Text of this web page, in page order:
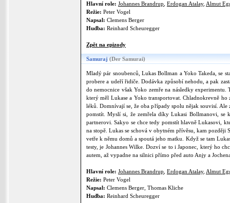
Hlavní role: Johannes Brandrup Erdogan Atalay, Almut
Režie: Peter Vogel
Napsal: Clemens Berger
Hudba: Reinhard Scheuregger
Zpět na epizody
Samuraj (Der Samurai)
Mladý pár snoubenců, Lukas Bollman a Yoko Takeda, se
probere a udeří řidiče. Dodávka způsobí nehodu, a pak
do nemocnice však Yoko zemře na následky
který měl Lukase a Yoko transportovat. Chladnokrevně
léků. Domnívají se, že oba případy spolu nějak souvisí.
pomstít. Myslí si, že zemřela díky Lukasi Bollmanovi, se
partnerovi. Sakyo se chce tedy pomstít hlavně Lukasovi,
na stopě. Lukas se schová v obytném přívěsu, kam později
vetře k němu domů a spoutá jeho matku. Když se tam
testy, je Johannes Wilke. Dozví se to i Japonec, který ho
autem, až vypadne na silnici přímo před auto Anjy a
Hlavní role: Johannes Brandrup Erdogan Atalay, Almut
Režie: Peter Vogel
Napsal: Clemens Berger, Thomas Kliche
Hudba: Reinhard Scheuregger